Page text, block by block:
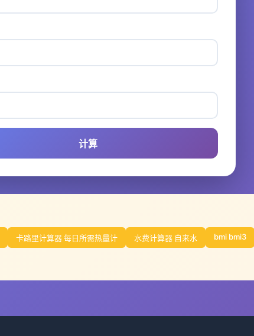
计算
卡路里计算器 每日所需热量计 水费计算器 自来水 bmi bmi3